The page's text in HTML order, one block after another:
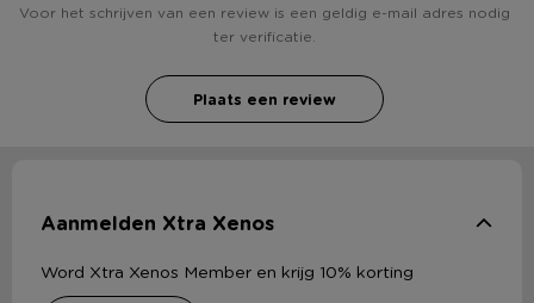
Voor het schrijven van een review is een geldig e-mail adres nodig
ter verificatie.
Plaats een review
Aanmelden Xtra Xenos
Word Xtra Xenos Member en krijg 10% korting